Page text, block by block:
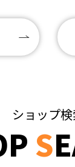
ショップ
S